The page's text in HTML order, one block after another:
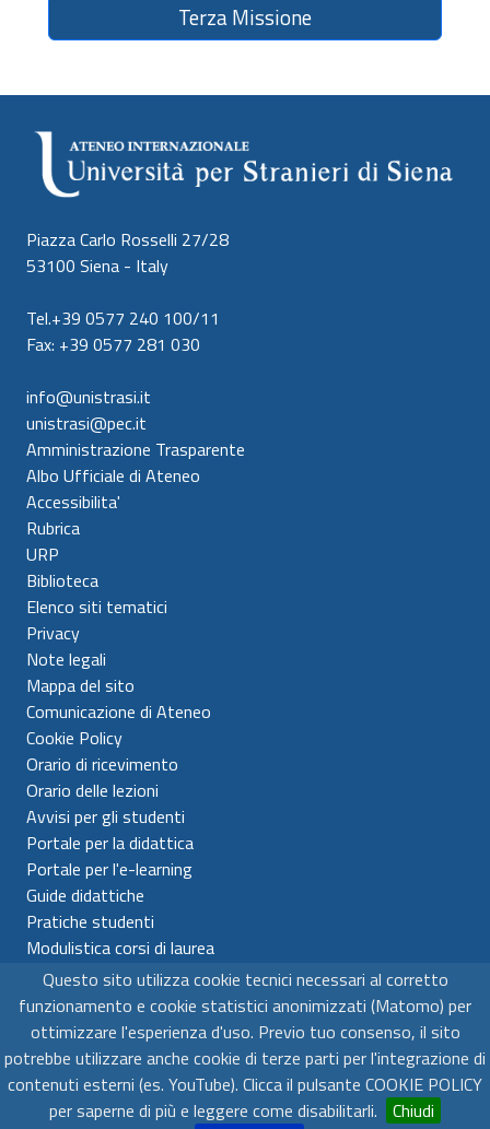
Questo sito utilizza cookie tecnici necessari al corretto
funzionamento e cookie statistici anonimizzati (Matomo) per
ottimizzare l'esperienza d'uso. Previo tuo consenso, il sito
potrebbe utilizzare anche cookie di terze parti per l'integrazione di
contenuti esterni (es. YouTube). Clicca il pulsante COOKIE POLICY
per saperne di più e leggere come disabilitarli.
Chiudi
Terza Missione
Piazza Carlo Rosselli 27/28
53100 Siena - Italy
Tel.+39 0577 240 100/11
Fax: +39 0577 281 030
info@unistrasi.it
unistrasi@pec.it
Amministrazione Trasparente
Albo Ufficiale di Ateneo
Accessibilita'
Rubrica
URP
Biblioteca
Elenco siti tematici
Privacy
Note legali
Mappa del sito
Comunicazione di Ateneo
Cookie Policy
Orario di ricevimento
Orario delle lezioni
Avvisi per gli studenti
Portale per la didattica
Portale per l'e-learning
Guide didattiche
Pratiche studenti
Modulistica corsi di laurea
Universitá per Stranieri di Siena
C.F. 80007610522 - P.IVA 00980510523
© 2025 Tutti i Diritti sono Riservati